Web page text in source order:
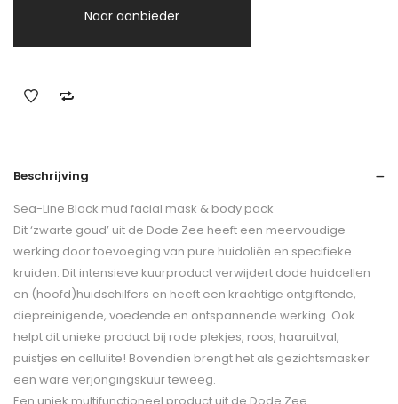
Naar aanbieder
Beschrijving
Sea-Line Black mud facial mask & body pack
Dit ‘zwarte goud’ uit de Dode Zee heeft een meervoudige
werking door toevoeging van pure huidoliën en specifieke
kruiden. Dit intensieve kuurproduct verwijdert dode huidcellen
en (hoofd)huidschilfers en heeft een krachtige ontgiftende,
diepreinigende, voedende en ontspannende werking. Ook
helpt dit unieke product bij rode plekjes, roos, haaruitval,
puistjes en cellulite! Bovendien brengt het als gezichtsmasker
een ware verjongingskuur teweeg.